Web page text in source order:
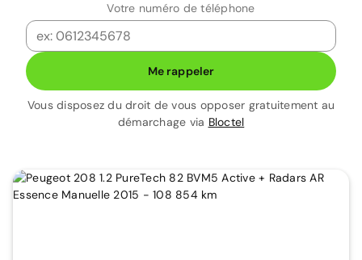
Votre numéro de téléphone
Me rappeler
Vous disposez du droit de vous opposer gratuitement au
démarchage via Bloctel